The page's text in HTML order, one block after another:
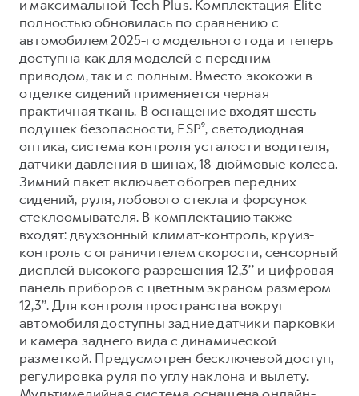
и максимальной Tech Plus. Комплектация Elite –
полностью обновилась по сравнению с
автомобилем 2025-го модельного года и теперь
доступна как для моделей с передним
приводом, так и с полным. Вместо экокожи в
отделке сидений применяется черная
практичная ткань. В оснащение входят шесть
подушек безопасности, ESP⁹, светодиодная
оптика, система контроля усталости водителя,
датчики давления в шинах, 18-дюймовые колеса.
Зимний пакет включает обогрев передних
сидений, руля, лобового стекла и форсунок
стеклоомывателя. В комплектацию также
входят: двухзонный климат-контроль, круиз-
контроль с ограничителем скорости, сенсорный
дисплей высокого разрешения 12,3’’ и цифровая
панель приборов с цветным экраном размером
12,3’’. Для контроля пространства вокруг
автомобиля доступны задние датчики парковки
и камера заднего вида с динамической
разметкой. Предусмотрен бесключевой доступ,
регулировка руля по углу наклона и вылету.